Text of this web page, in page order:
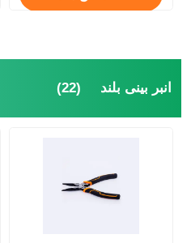
خانه
انبر بینی بلند (22)